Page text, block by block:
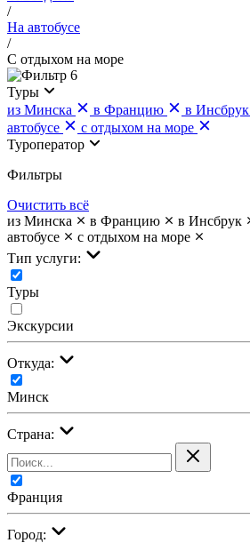
/
На автобусе
/
С отдыхом на море
6
Туры
из Минска
в Францию в Инсбрук
автобусе
с отдыхом на море
Туроператор
Фильтры
Очистить всё
из Минска
в Францию в Инсбрук
автобусе
с отдыхом на море
Тип услуги:
Туры
Экскурсии
Откуда:
Минск
Страна:
Франция
Город: